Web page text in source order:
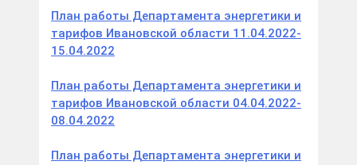
План работы Департамента энергетики и
тарифов Ивановской области 11.04.2022-
15.04.2022
План работы Департамента энергетики и
тарифов Ивановской области 04.04.2022-
08.04.2022
План работы Департамента энергетики и